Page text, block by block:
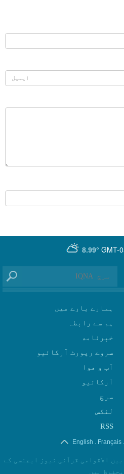
GMT-
8.99°
ہمارے بارے میں
ہم سے رابطہ
سروے رپورٹ آرکائیو
آب و هوا
سرچ
لنکس
RSS
.
Français
.
English
الاقوامی قرآنی نیوز ایجنسی کے
محفوظ ہیں